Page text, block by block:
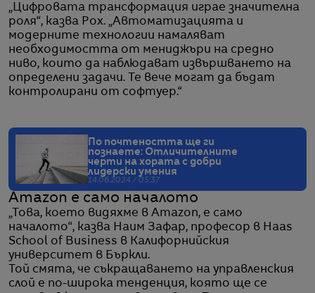
„Цифровата трансформация играе значителна
роля“, казва Рох. „Автоматизацията и
модерните технологии намаляват
необходимостта от мениджъри на средно
ниво, които да наблюдават извършването на
определени задачи. Те вече могат да бъдат
контролирани от софтуер.“
По почтеността ще ги
познаете: Отличителните
черти на хората с добри
лидерски умения
14.06.2024 / 05:37
Amazon е само началото
„Това, което видяхме в Amazon, е само
началото“, казва Наим Зафар, професор в Haas
School of Business в Калифорнийския
университет в Бъркли.
Той смята, че съкращаването на управленския
слой е по-широка тенденция, която ще се